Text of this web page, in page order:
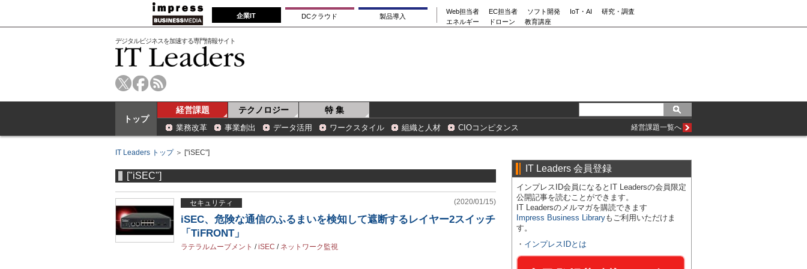
企業IT DCクラウド 製品導入
Web担当者 EC担当者 ソフト開発 IoT・AI
研究・調査
エネルギー
ドローン 教育講座
デジタルビジネスを加速する専門情報サイト
トップ
経営課題 テクノロジー 特 集
業務改革 事業創出 データ活用 ワークスタイル 組織と人材 CIOコンピタンス 経営課題一覧へ
IT Leaders トップ＞ ["iSEC"]
["iSEC"]
セキュリティ (2020/01/15)
iSEC、危険な通信のふるまいを検知して遮断するレイヤー2スイッチ
「TiFRONT」
ラテラルムーブメント /iSEC / ネットワーク監視
IT Leaders 会員登録
インプレスID会員になるとIT Leadersの会員限定
公開記事を読むことができます。
IT Leadersのメルマガを購読できます
Impress Business Libraryもご利用いただけま
す。
・ インプレスIDとは